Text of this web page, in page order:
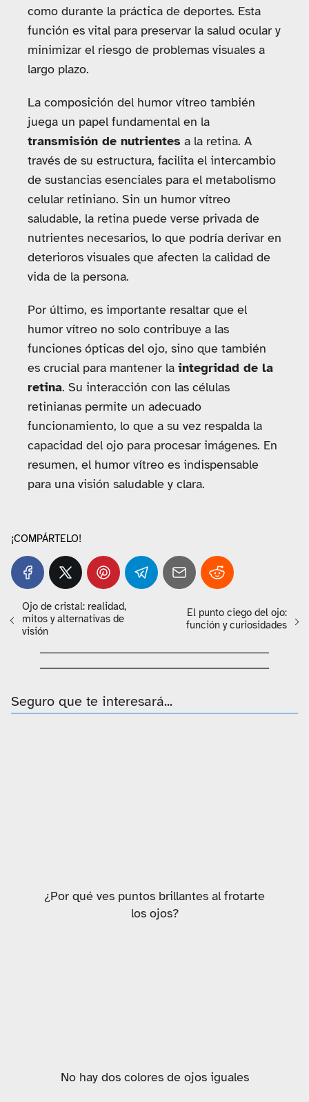
como durante la práctica de deportes. Esta
función es vital para preservar la salud ocular y
minimizar el riesgo de problemas visuales a
largo plazo.
La composición del humor vítreo también
juega un papel fundamental en la
transmisión de nutrientes a la retina. A
través de su estructura, facilita el intercambio
de sustancias esenciales para el metabolismo
celular retiniano. Sin un humor vítreo
saludable, la retina puede verse privada de
nutrientes necesarios, lo que podría derivar en
deterioros visuales que afecten la calidad de
vida de la persona.
Por último, es importante resaltar que el
humor vítreo no solo contribuye a las
funciones ópticas del ojo, sino que también
es crucial para mantener la integridad de la
retina. Su interacción con las células
retinianas permite un adecuado
funcionamiento, lo que a su vez respalda la
capacidad del ojo para procesar imágenes. En
resumen, el humor vítreo es indispensable
para una visión saludable y clara.
¡COMPÁRTELO!
Ojo de cristal: realidad,
mitos y alternativas de
visión
El punto ciego del ojo:
función y curiosidades
Seguro que te interesará...
¿Por qué ves puntos brillantes al frotarte
los ojos?
No hay dos colores de ojos iguales